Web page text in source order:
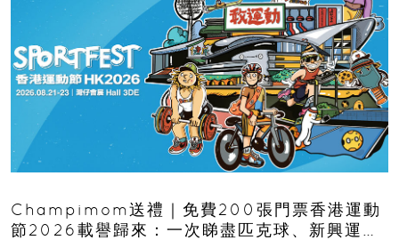
Champimom送禮｜免費200張門票香港運動
節2026載譽歸來：一次睇盡匹克球、新興運